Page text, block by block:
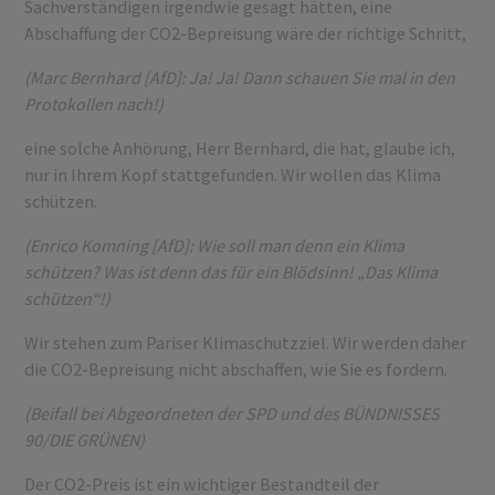
Sachverständigen irgendwie gesagt hätten, eine
Abschaffung der CO2-Bepreisung wäre der richtige Schritt,
(Marc Bernhard [AfD]: Ja! Ja! Dann schauen Sie mal in den
Protokollen nach!)
eine solche Anhörung, Herr Bernhard, die hat, glaube ich,
nur in Ihrem Kopf stattgefunden. Wir wollen das Klima
schützen.
(Enrico Komning [AfD]: Wie soll man denn ein Klima
schützen? Was ist denn das für ein Blödsinn! „Das Klima
schützen“!)
Wir stehen zum Pariser Klimaschutzziel. Wir werden daher
die CO2-Bepreisung nicht abschaffen, wie Sie es fordern.
(Beifall bei Abgeordneten der SPD und des BÜNDNISSES
90/DIE GRÜNEN)
Der CO2-Preis ist ein wichtiger Bestandteil der